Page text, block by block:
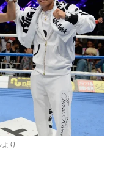
より